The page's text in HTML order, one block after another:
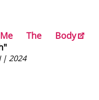
The Body
| 2024